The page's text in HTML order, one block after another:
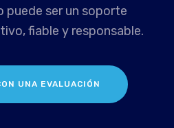
puede ser un soporte
fiable y responsable.
UNA EVALUACIÓN